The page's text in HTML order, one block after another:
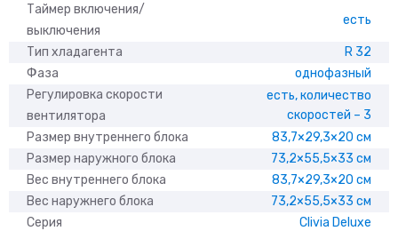
Таймер включения/
выключения
есть
Тип хладагента
R 32
Фаза
однофазный
Регулировка скорости
вентилятора
есть, количество
скоростей – 3
Размер внутреннего блока
83,7×29,3×20 см
Размер наружного блока
73,2×55,5×33 см
Вес внутреннего блока
83,7×29,3×20 см
Вес наружнего блока
73,2×55,5×33 см
Серия
Clivia Deluxe